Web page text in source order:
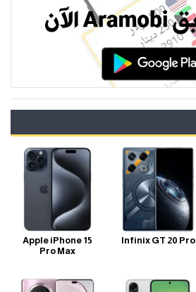
Infinix GT 20 Pro
Apple iPhone 15
Pro Max